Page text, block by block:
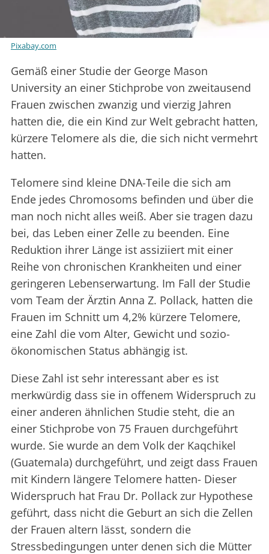
Pixabay.com
Gemäß einer Studie der George Mason
University an einer Stichprobe von zweitausend
Frauen zwischen zwanzig und vierzig Jahren
hatten die, die ein Kind zur Welt gebracht hatten,
kürzere Telomere als die, die sich nicht vermehrt
hatten.
Telomere sind kleine DNA-Teile die sich am
Ende jedes Chromosoms befinden und über die
man noch nicht alles weiß. Aber sie tragen dazu
bei, das Leben einer Zelle zu beenden. Eine
Reduktion ihrer Länge ist assiziiert mit einer
Reihe von chronischen Krankheiten und einer
geringeren Lebenserwartung. Im Fall der Studie
vom Team der Ärztin Anna Z. Pollack, hatten die
Frauen im Schnitt um 4,2% kürzere Telomere,
eine Zahl die vom Alter, Gewicht und sozio-
ökonomischen Status abhängig ist.
Diese Zahl ist sehr interessant aber es ist
merkwürdig dass sie in offenem Widerspruch zu
einer anderen ähnlichen Studie steht, die an
einer Stichprobe von 75 Frauen durchgeführt
wurde. Sie wurde an dem Volk der Kaqchikel
(Guatemala) durchgeführt, und zeigt dass Frauen
mit Kindern längere Telomere hatten- Dieser
Widerspruch hat Frau Dr. Pollack zur Hypothese
geführt, dass nicht die Geburt an sich die Zellen
der Frauen altern lässt, sondern die
Stressbedingungen unter denen sich die Mütter